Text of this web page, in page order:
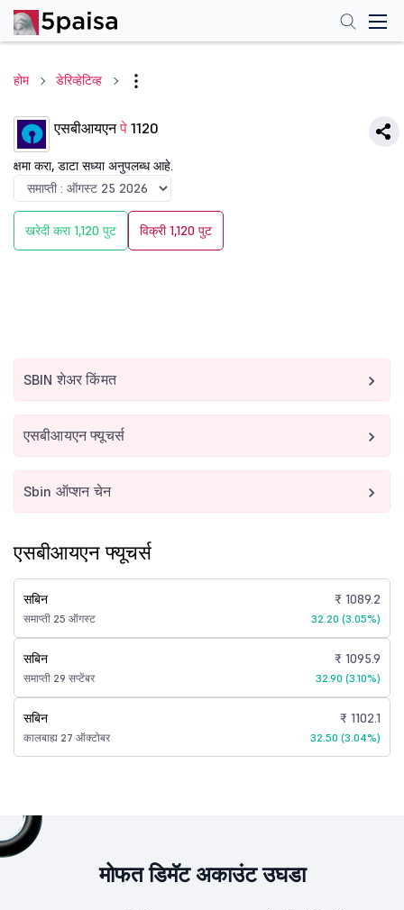
होम डेरिव्हेटिव्ह
एसबीआयएनपे 1120
क्षमा करा, डाटा सध्या अनुपलब्ध आहे.
खरेदी करा 1,120 पुट विक्री 1,120 पुट
SBIN शेअर किंमत
एसबीआयएन फ्यूचर्स
Sbin ऑप्शन चेन
एसबीआयएन फ्यूचर्स
सबिन
समाप्ती 25 ऑगस्ट
₹ 1089.2
32.20 (3.05%)
सबिन
समाप्ती 29 सप्टेंबर
₹ 1095.9
32.90 (3.10%)
सबिन
कालबाह्य 27 ऑक्टोबर
₹ 1102.1
32.50 (3.04%)
मोफत डिमॅट अकाउंट उघडा